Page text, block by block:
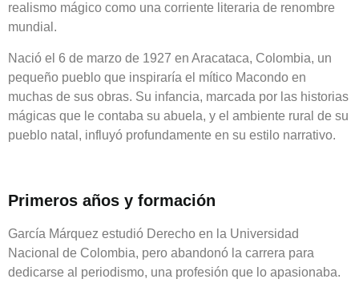
realismo mágico como una corriente literaria de renombre
mundial.
Nació el 6 de marzo de 1927 en Aracataca, Colombia, un
pequeño pueblo que inspiraría el mítico Macondo en
muchas de sus obras. Su infancia, marcada por las historias
mágicas que le contaba su abuela, y el ambiente rural de su
pueblo natal, influyó profundamente en su estilo narrativo.
Primeros años y formación
García Márquez estudió Derecho en la Universidad
Nacional de Colombia, pero abandonó la carrera para
dedicarse al periodismo, una profesión que lo apasionaba.